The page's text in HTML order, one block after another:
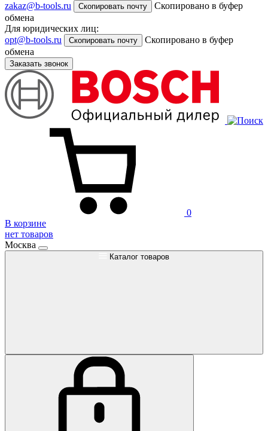
zakaz@b-tools.ru
Скопировать почту
Скопировано в буфер
обмена
Для юридических лиц:
opt@b-tools.ru
Скопировать почту
Скопировано в буфер
обмена
Заказать звонок
0
В корзине
нет товаров
Москва
Каталог товаров